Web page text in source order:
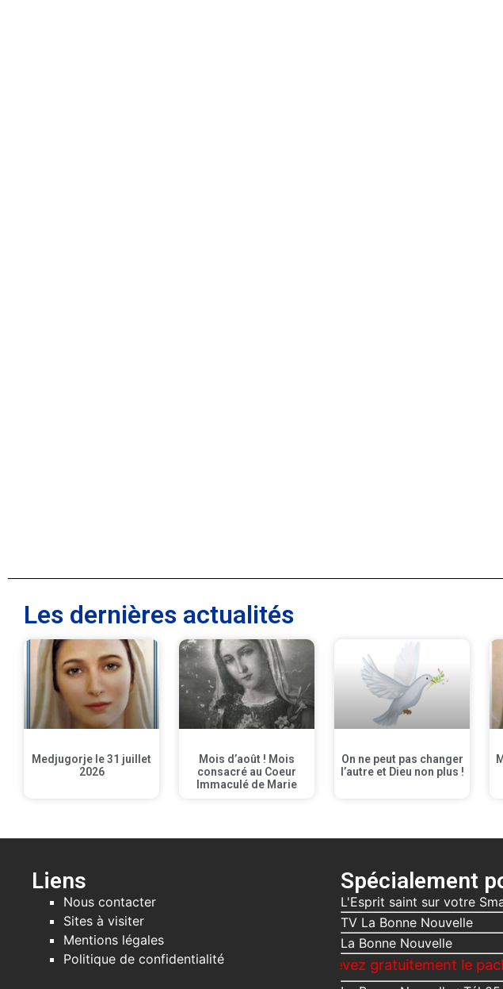
Les dernières actualités
Medjugorje le 31 juillet
2026
Mois d’août ! Mois
consacré au Coeur
Immaculé de Marie
On ne peut pas changer
l’autre et Dieu non plus !
Liens
Nous contacter
Sites à visiter
Mentions légales
Politique de confidentialité
Spécialement
L'Esprit saint sur votre
TV La Bonne Nouvelle
La Bonne Nouvelle
Recevez gratuitement le pack